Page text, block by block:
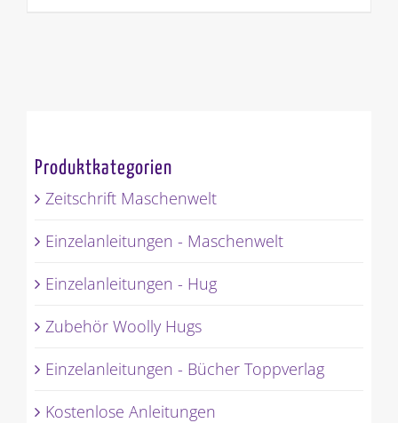
Produktkategorien
Zeitschrift Maschenwelt
Einzelanleitungen - Maschenwelt
Einzelanleitungen - Hug
Zubehör Woolly Hugs
Einzelanleitungen - Bücher Toppverlag
Kostenlose Anleitungen